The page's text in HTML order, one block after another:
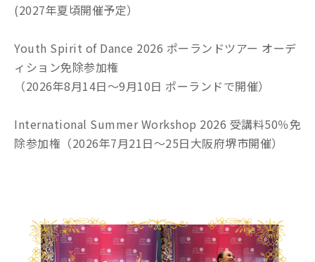
(2027年夏頃開催予定）
Youth Spirit of Dance 2026 ポーランドツアー オーデ
ィション免除参加権
（2026年8月14日～9月10日 ポーランドで開催）
International Summer Workshop 2026 受講料50％免
除参加権（2026年7月21日～25日大阪府堺市開催）